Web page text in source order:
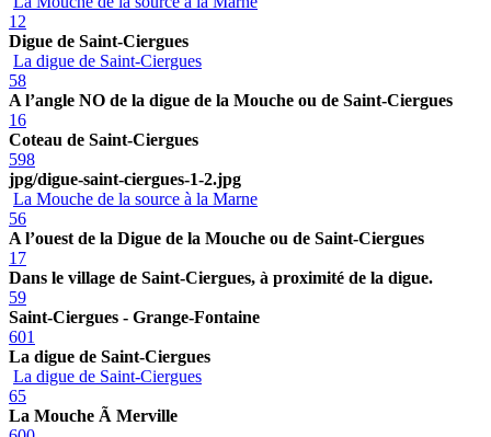
12
Digue de Saint-Ciergues
La digue de Saint-Ciergues
58
A l’angle NO de la digue de la Mouche ou de Saint-Ciergues
16
Coteau de Saint-Ciergues
598
jpg/digue-saint-ciergues-1-2.jpg
La Mouche de la source à la Marne
56
A l’ouest de la Digue de la Mouche ou de Saint-Ciergues
17
Dans le village de Saint-Ciergues, à proximité de la digue.
59
Saint-Ciergues - Grange-Fontaine
601
La digue de Saint-Ciergues
La digue de Saint-Ciergues
65
La Mouche Ã Merville